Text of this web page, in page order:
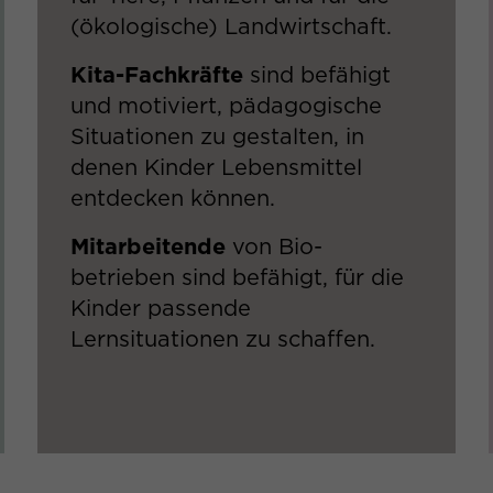
(ökologische) Landwirtschaft.​
Kita-Fachkräfte sind befähigt
und motiviert, pädagogische
Situationen zu gestalten, in
denen Kinder Lebensmittel
entdecken können. ​
Mitarbeitende von Bio-
betrieben sind befähigt, für die
Kinder passende
Lernsituationen zu schaffen.​
_gid
Anbieter Google Analytics
Laufzeit 1 Tag
Dieses Cookie wird von Google Analytics
installiert. Das Cookie wird verwendet, um
Informationen darüber zu speichern, wie
Besucher eine Website nutzen, und hilft bei
der Erstellung eines Analyseberichts
darüber, wie es der Website geht. Die
erhobenen Daten umfassen die Anzahl der
Besucher, die Quellen, aus der sie stammen,